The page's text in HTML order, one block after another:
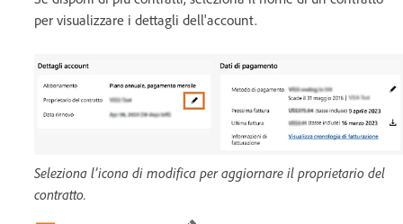
per visualizzare i dettagli dell'account.
Seleziona l’icona di modifica per aggiornare il proprietario del
contratto.